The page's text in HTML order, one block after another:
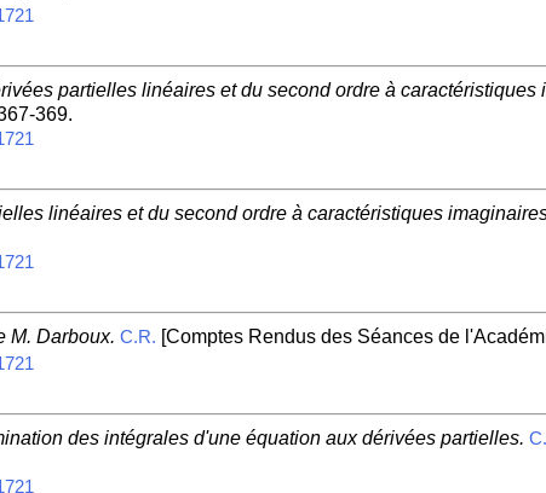
partielles linéaires et du second ordre à caractéristiques
369.
linéaires et du second ordre à caractéristiques
M. Darboux. C.R. [Comptes Rendus des Séances de
des intégrales d'une équation aux dérivées partielles.